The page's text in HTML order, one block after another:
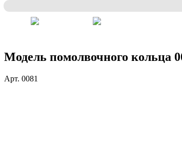
Модель помолвочного кольца
Арт. 0081